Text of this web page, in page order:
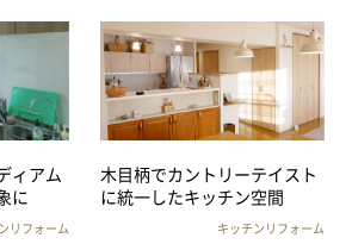
ィアム
に
リフォーム
木目柄でカントリーテイスト
に統一したキッチン空間
キッチンリフォーム